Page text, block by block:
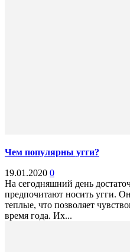
Чем популярны угги?
19.01.2020 0
На сегодняшний день
предпочитают носить угги.
теплые, что позволяет
время года. Их...